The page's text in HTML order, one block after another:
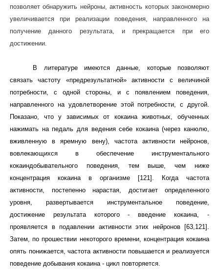
позволяет обнаружить нейроны, активность которых закономерно
увеличивается при реализации поведения, направленного на
получение данного результата, и прекращается при его
достижении.
В литературе имеются данные, которые позволяют
связать частоту «предрезультатной» активности с величиной
потребности, с одной стороны, и с появлением поведения,
направленного на удовлетворение этой потребности, с другой.
Показано, что у зависимых от кокаина животных, обученных
нажимать на педаль для ведения себе кокаина (через канюлю,
вживленную в яремную вену), частота активности нейронов,
вовлекающихся в обеспечение инструментального
кокаиндобывательного поведения, тем выше, чем ниже
концентрация кокаина в организме [121]. Когда частота
активности, постепенно нарастая, достигает определенного
уровня, развертывается инструментальное поведение,
достижение результата которого - введение кокаина, -
проявляется в подавлении активности этих нейронов [63,121].
Затем, по прошествии некоторого времени, концентрация кокаина
опять понижается, частота активности повышается и реализуется
поведение добывания кокаина - цикл повторяется.